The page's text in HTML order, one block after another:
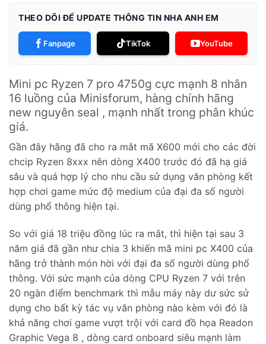
THEO DÕI ĐỂ UPDATE THÔNG TIN NHA ANH EM
Fanpage TikTok YouTube
Mini pc Ryzen 7 pro 4750g cực mạnh 8 nhân
16 luồng của Minisforum, hàng chính hãng
new nguyên seal , mạnh nhất trong phân khúc
giá.
Gần đây hãng đã cho ra mắt mã X600 mới cho các đời
chcip Ryzen 8xxx nên dòng X400 trước đó đã hạ giá
sâu và quá hợp lý cho nhu cầu sử dụng văn phòng kết
hợp chơi game mức độ medium của đại đa số người
dùng phổ thông hiện tại.
So với giá 18 triệu đồng lúc ra mắt, thì hiện tại sau 3
năm giá đã gần như chia 3 khiến mã mini pc X400 của
hãng trở thành món hời với đại đa số người dùng phổ
thông. Với sức mạnh của dòng CPU Ryzen 7 với trên
20 ngàn điểm benchmark thì mẫu máy này dư sức sử
dụng cho bất kỳ tác vụ văn phòng nào kèm với đó là
khả năng chơi game vượt trội với card đồ họa Readon
Graphic Vega 8 , dòng card onboard siêu mạnh làm